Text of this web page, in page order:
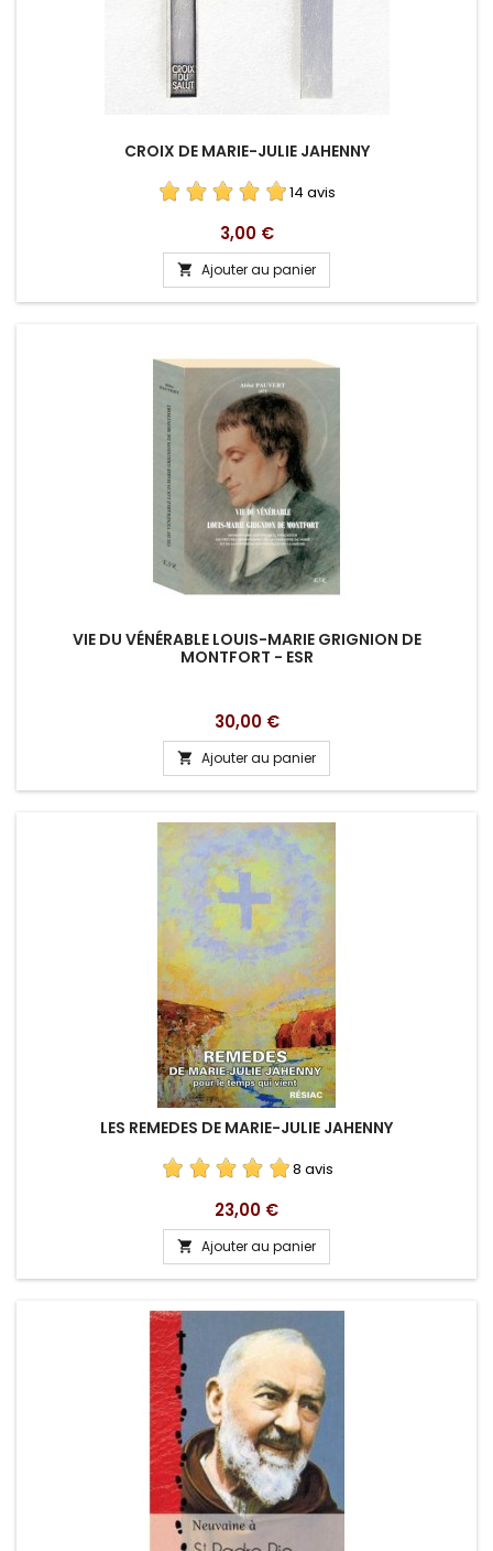
CROIX DE MARIE-JULIE JAHENNY
14 avis
Prix
3,00 €
 Ajouter au panier
VIE DU VÉNÉRABLE LOUIS-MARIE GRIGNION DE
MONTFORT - ESR
Prix
30,00 €
 Ajouter au panier
LES REMEDES DE MARIE-JULIE JAHENNY
8 avis
Prix
23,00 €
 Ajouter au panier